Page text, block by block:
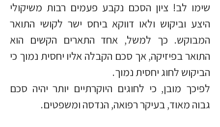
שימו לב! ציון הסכם נקבע פעמים רבות משיקולי
היצע וביקוש ולאו דווקא ביחס ישר לקושי התואר
המבוקש. כך למשל, אחד התארים הקשים הוא
התואר בפיזיקה, אך סכם הקבלה אליו יחסית נמוך כי
הביקוש לחוג יחסית נמוך.
לפיכך מובן, כי לחוגים היוקרתיים יותר יהיה סכם
גבוה מאוד, בעיקר רפואה, הנדסה ומשפטים.